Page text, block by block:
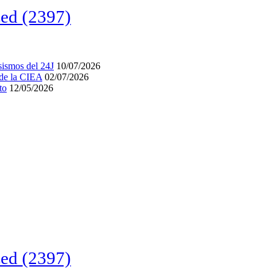
(2397)
del 24J 10/07/2026
la CIEA 02/07/2026
12/05/2026
(2397)